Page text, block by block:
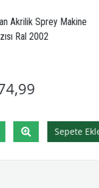
Akrilik Sprey Makine
Ral 2002
Sepete Ekle